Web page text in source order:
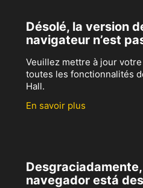
Désolé, la version
navigateur n’est
Veuillez mettre à jour
toutes les fonctionnalités
Hall.
En savoir plus
navegador está